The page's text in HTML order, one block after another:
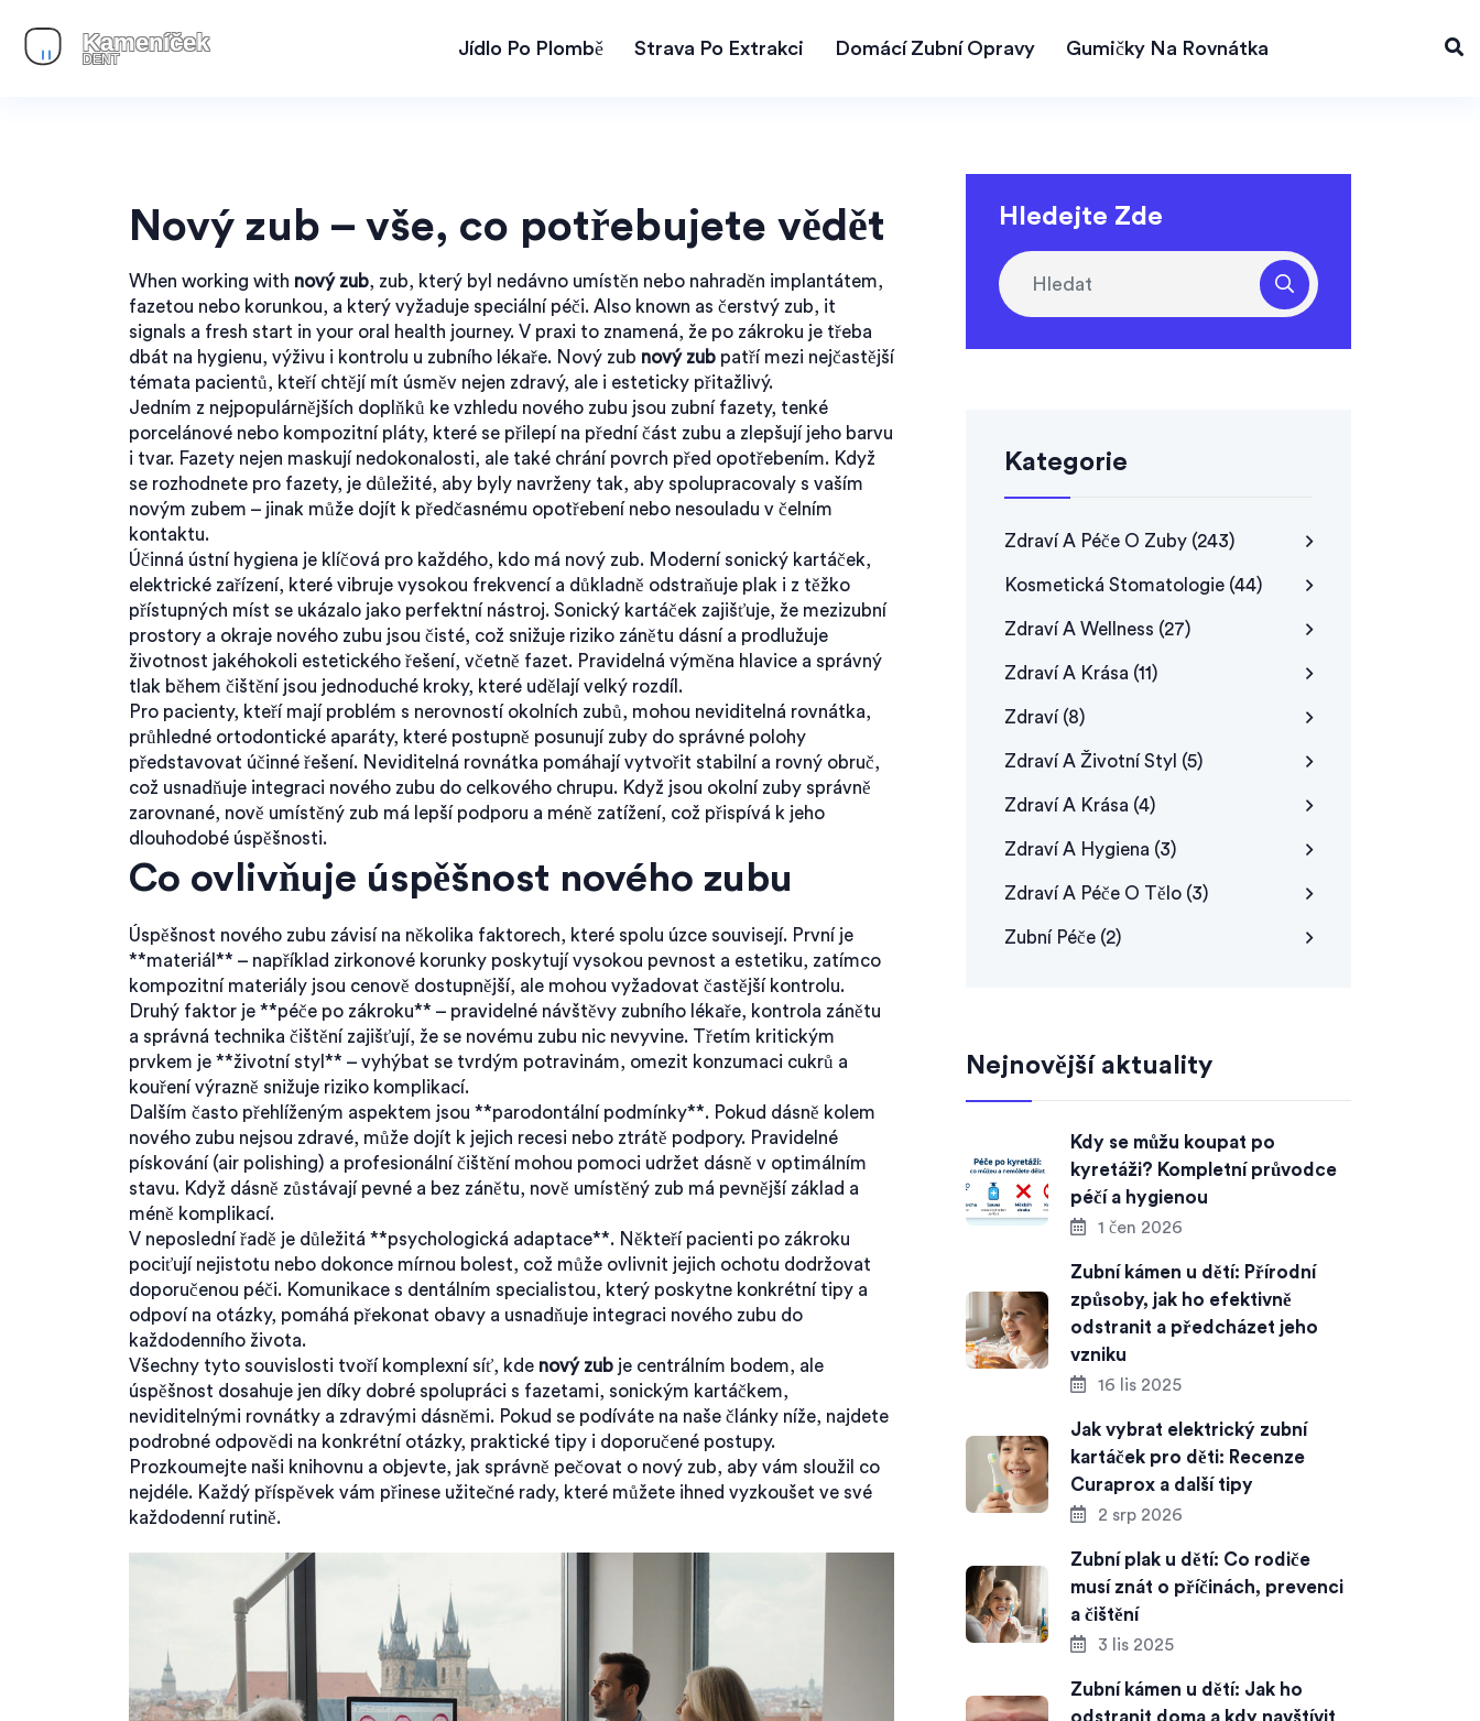
Jídlo Po Plombě Strava Po Extrakci Domácí Zubní Opravy Gumičky Na Rovnátka
Nový zub – vše, co potřebujete vědět
When working with nový zub, zub, který byl nedávno umístěn nebo nahraděn implantátem,
fazetou nebo korunkou, a který vyžaduje speciální péči. Also known as čerstvý zub, it
signals a fresh start in your oral health journey. V praxi to znamená, že po zákroku je třeba
dbát na hygienu, výživu i kontrolu u zubního lékaře. Nový zub nový zub patří mezi nejčastější
témata pacientů, kteří chtějí mít úsměv nejen zdravý, ale i esteticky přitažlivý.
Jedním z nejpopulárnějších doplňků ke vzhledu nového zubu jsou zubní fazety, tenké
porcelánové nebo kompozitní pláty, které se přilepí na přední část zubu a zlepšují jeho barvu
i tvar. Fazety nejen maskují nedokonalosti, ale také chrání povrch před opotřebením. Když
se rozhodnete pro fazety, je důležité, aby byly navrženy tak, aby spolupracovaly s vaším
novým zubem – jinak může dojít k předčasnému opotřebení nebo nesouladu v čelním
kontaktu.
Účinná ústní hygiena je klíčová pro každého, kdo má nový zub. Moderní sonický kartáček,
elektrické zařízení, které vibruje vysokou frekvencí a důkladně odstraňuje plak i z těžko
přístupných míst se ukázalo jako perfektní nástroj. Sonický kartáček zajišťuje, že mezizubní
prostory a okraje nového zubu jsou čisté, což snižuje riziko zánětu dásní a prodlužuje
životnost jakéhokoli estetického řešení, včetně fazet. Pravidelná výměna hlavice a správný
tlak během čištění jsou jednoduché kroky, které udělají velký rozdíl.
Pro pacienty, kteří mají problém s nerovností okolních zubů, mohou neviditelná rovnátka,
průhledné ortodontické aparáty, které postupně posunují zuby do správné polohy
představovat účinné řešení. Neviditelná rovnátka pomáhají vytvořit stabilní a rovný obruč,
což usnadňuje integraci nového zubu do celkového chrupu. Když jsou okolní zuby správně
zarovnané, nově umístěný zub má lepší podporu a méně zatížení, což přispívá k jeho
dlouhodobé úspěšnosti.
Co ovlivňuje úspěšnost nového zubu
Úspěšnost nového zubu závisí na několika faktorech, které spolu úzce souvisejí. První je
**materiál** – například zirkonové korunky poskytují vysokou pevnost a estetiku, zatímco
kompozitní materiály jsou cenově dostupnější, ale mohou vyžadovat častější kontrolu.
Druhý faktor je **péče po zákroku** – pravidelné návštěvy zubního lékaře, kontrola zánětu
a správná technika čištění zajišťují, že se novému zubu nic nevyvine. Třetím kritickým
prvkem je **životní styl** – vyhýbat se tvrdým potravinám, omezit konzumaci cukrů a
kouření výrazně snižuje riziko komplikací.
Dalším často přehlíženým aspektem jsou **parodontální podmínky**. Pokud dásně kolem
nového zubu nejsou zdravé, může dojít k jejich recesi nebo ztrátě podpory. Pravidelné
pískování (air polishing) a profesionální čištění mohou pomoci udržet dásně v optimálním
stavu. Když dásně zůstávají pevné a bez zánětu, nově umístěný zub má pevnější základ a
méně komplikací.
V neposlední řadě je důležitá **psychologická adaptace**. Někteří pacienti po zákroku
pociťují nejistotu nebo dokonce mírnou bolest, což může ovlivnit jejich ochotu dodržovat
doporučenou péči. Komunikace s dentálním specialistou, který poskytne konkrétní tipy a
odpoví na otázky, pomáhá překonat obavy a usnadňuje integraci nového zubu do
každodenního života.
Všechny tyto souvislosti tvoří komplexní síť, kde nový zub je centrálním bodem, ale
úspěšnost dosahuje jen díky dobré spolupráci s fazetami, sonickým kartáčkem,
neviditelnými rovnátky a zdravými dásněmi. Pokud se podíváte na naše články níže, najdete
podrobné odpovědi na konkrétní otázky, praktické tipy i doporučené postupy.
Prozkoumejte naši knihovnu a objevte, jak správně pečovat o nový zub, aby vám sloužil co
nejdéle. Každý příspěvek vám přinese užitečné rady, které můžete ihned vyzkoušet ve své
každodenní rutině.
Hledejte Zde
Kategorie
Zdraví A Péče O Zuby (243)
Kosmetická Stomatologie (44)
Zdraví A Wellness (27)
Zdraví A Krása (11)
Zdraví (8)
Zdraví A Životní Styl (5)
Zdraví A Krása (4)
Zdraví A Hygiena (3)
Zdraví A Péče O Tělo (3)
Zubní Péče (2)
Nejnovější aktuality
Kdy se můžu koupat po
kyretáži? Kompletní průvodce
péčí a hygienou
1 čen 2026
Zubní kámen u dětí: Přírodní
způsoby, jak ho efektivně
odstranit a předcházet jeho
vzniku
16 lis 2025
Jak vybrat elektrický zubní
kartáček pro děti: Recenze
Curaprox a další tipy
2 srp 2026
Zubní plak u dětí: Co rodiče
musí znát o příčinách, prevenci
a čištění
3 lis 2025
Zubní kámen u dětí: Jak ho
odstranit doma a kdy navštívit